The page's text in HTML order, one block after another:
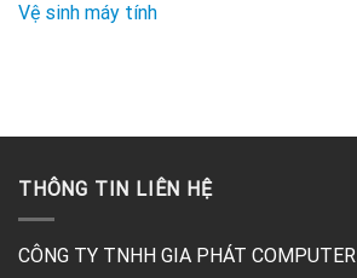
Vệ sinh máy tính
THÔNG TIN LIÊN HỆ
CÔNG TY TNHH GIA PHÁT COMPUTER